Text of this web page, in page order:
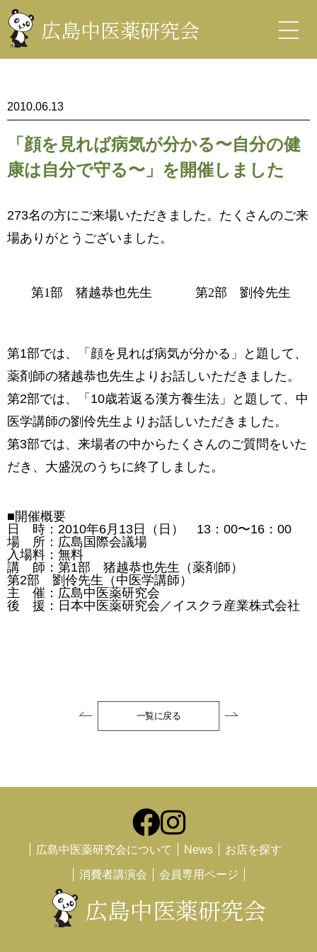
ン
テ
ン
ツ
を
広島中医薬研究会
中医薬研究会
2010.06.13
「顔を見れば病気が分かる〜自分の健
康は自分で守る〜」を開催しました
273名の方にご来場いただきました。たくさんのご来
場ありがとうございました。
第1部 猪越恭也先生 第2部 劉伶先生
第1部では、「顔を見れば病気が分かる」と題して、
薬剤師の猪越恭也先生よりお話しいただきました。
第2部では、「10歳若返る漢方養生法」と題して、中
医学講師の劉伶先生よりお話しいただきました。
第3部では、来場者の中からたくさんのご質問をいた
だき、大盛況のうちに終了しました。
■開催概要
日 時：2010年6月13日（日） 13：00〜16：00
場 所：広島国際会議場
入場料：無料
講 師：第1部 猪越恭也先生（薬剤師）
第2部 劉伶先生（中医学講師）
主 催：広島中医薬研究会
後 援：日本中医薬研究会／イスクラ産業株式会社
一覧に戻る
広島中医薬研究会について News お店を探す
消費者講演会 会員専用ページ
広島中医薬研究会